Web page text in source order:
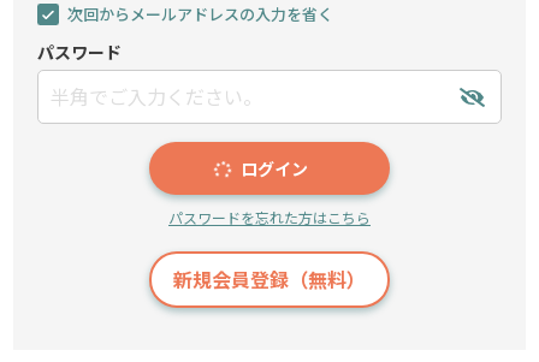
次回からメールアドレスの入力を省く
パスワード
ログイン
パスワードを忘れた方はこちら
新規会員登録（無料）